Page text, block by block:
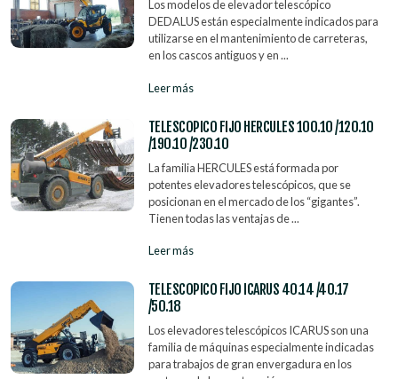
Los modelos de elevador telescópico
DEDALUS están especialmente indicados para
utilizarse en el mantenimiento de carreteras,
en los cascos antiguos y en ...
Leer más
TELESCOPICO FIJO HERCULES 100.10 /120.10
/190.10 /230.10
La familia HERCULES está formada por
potentes elevadores telescópicos, que se
posicionan en el mercado de los “gigantes”.
Tienen todas las ventajas de ...
Leer más
TELESCOPICO FIJO ICARUS 40.14 /40.17
/50.18
Los elevadores telescópicos ICARUS son una
familia de máquinas especialmente indicadas
para trabajos de gran envergadura en los